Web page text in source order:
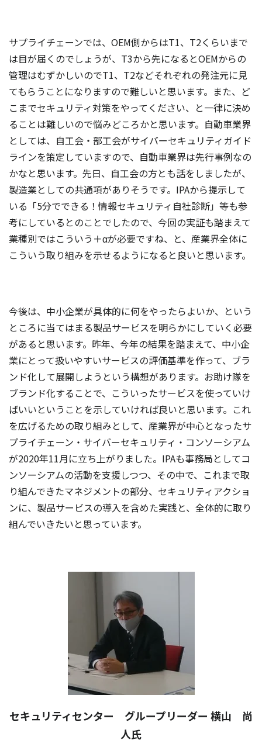
サプライチェーンでは、OEM側からはT1、T2くらいまで
は目が届くのでしょうが、T3から先になるとOEMからの
管理はむずかしいのでT1、T2などそれぞれの発注元に見
てもらうことになりますので難しいと思います。また、ど
こまでセキュリティ対策をやってください、と一律に決め
ることは難しいので悩みどころかと思います。自動車業界
としては、自工会・部工会がサイバーセキュリティガイド
ラインを策定していますので、自動車業界は先行事例なの
かなと思います。先日、自工会の方とも話をしましたが、
製造業としての共通項がありそうです。IPAから提示して
いる「5分でできる！情報セキュリティ自社診断」等も参
考にしているとのことでしたので、今回の実証も踏まえて
業種別ではこういう＋αが必要ですね、と、産業界全体に
こういう取り組みを示せるようになると良いと思います。
今後は、中小企業が具体的に何をやったらよいか、という
ところに当てはまる製品サービスを明らかにしていく必要
があると思います。昨年、今年の結果を踏まえて、中小企
業にとって扱いやすいサービスの評価基準を作って、ブラ
ンド化して展開しようという構想があります。お助け隊を
ブランド化することで、こういったサービスを使っていけ
ばいいということを示していければ良いと思います。これ
を広げるための取り組みとして、産業界が中心となったサ
プライチェーン・サイバーセキュリティ・コンソーシアム
が2020年11月に立ち上がりました。IPAも事務局としてコ
ンソーシアムの活動を支援しつつ、その中で、これまで取
り組んできたマネジメントの部分、セキュリティアクショ
ンに、製品サービスの導入を含めた実践と、全体的に取り
組んでいきたいと思っています。
セキュリティセンター グループリーダー 横山 尚
人氏